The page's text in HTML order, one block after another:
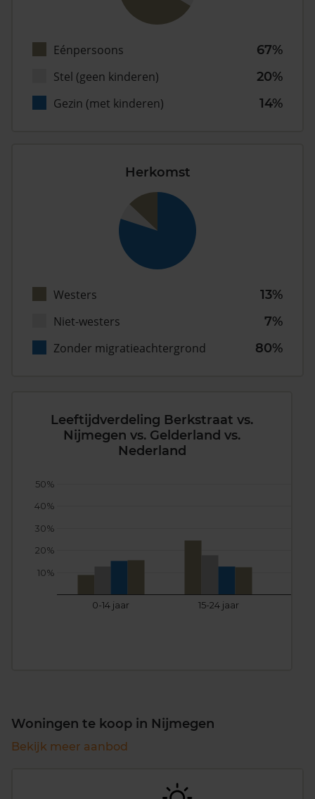
Eénpersoons
67%
Stel (geen kinderen)
20%
Gezin (met kinderen)
14%
Herkomst
Westers
13%
Niet-westers
7%
Zonder migratieachtergrond
80%
Leeftijdverdeling Berkstraat vs.
Nijmegen vs. Gelderland vs.
Nederland
0-14 jaar 15-24 jaar
10%
20%
30%
40%
50%
Woningen te koop in Nijmegen
Bekijk meer aanbod